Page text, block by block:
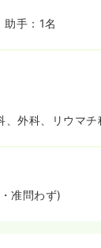
手：1名
、外科、リウマ
准問わず)